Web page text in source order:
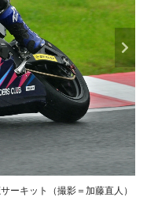
ーキット（撮影＝加藤直人）